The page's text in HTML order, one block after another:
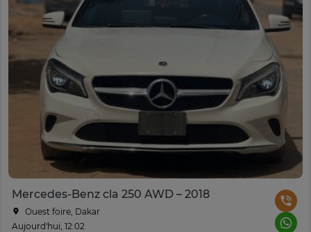
Mercedes-Benz cla 250 AWD – 2018
Ouest foire, Dakar
Aujourd'hui, 12:02